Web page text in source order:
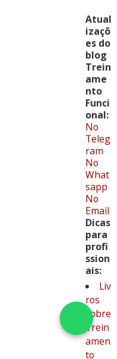
Atual
izaçõ
es do
blog
Trein
ame
nto
Funci
onal:
No
Teleg
ram
No
What
sapp
No
Email
Dicas
para
profi
ssion
ais:
Liv
ros
sobre
Trein
amen
to